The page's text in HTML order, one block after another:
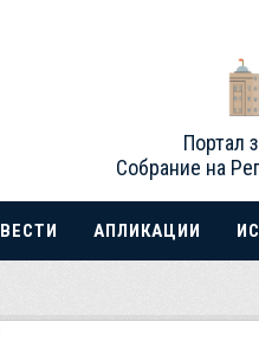
Портал
Собрание на
ВЕСТИ АПЛИКАЦИИ